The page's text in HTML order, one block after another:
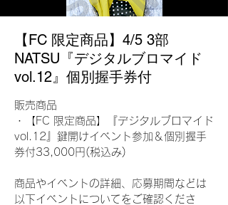
【FC 限定商品】4/5 3部
NATSU『デジタルブロマイド
vol.12』個別握手券付
販売商品
・【FC 限定商品】『デジタルブロマイド
vol.12』鍵開けイベント参加＆個別握手
券付33,000円(税込み)
商品やイベントの詳細、応募期間などは
以下イベントについてをご確認くださ